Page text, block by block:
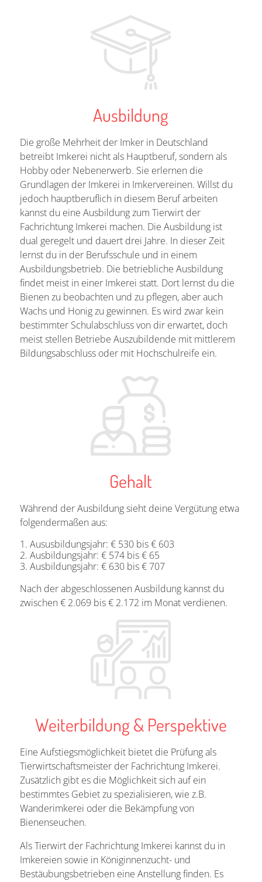
Ausbildung
Die große Mehrheit der Imker in Deutschland
betreibt Imkerei nicht als Hauptberuf, sondern als
Hobby oder Nebenerwerb. Sie erlernen die
Grundlagen der Imkerei in Imkervereinen. Willst du
jedoch hauptberuflich in diesem Beruf arbeiten
kannst du eine Ausbildung zum Tierwirt der
Fachrichtung Imkerei machen. Die Ausbildung ist
dual geregelt und dauert drei Jahre. In dieser Zeit
lernst du in der Berufsschule und in einem
Ausbildungsbetrieb. Die betriebliche Ausbildung
findet meist in einer Imkerei statt. Dort lernst du die
Bienen zu beobachten und zu pflegen, aber auch
Wachs und Honig zu gewinnen. Es wird zwar kein
bestimmter Schulabschluss von dir erwartet, doch
meist stellen Betriebe Auszubildende mit mittlerem
Bildungsabschluss oder mit Hochschulreife ein.
Gehalt
Während der Ausbildung sieht deine Vergütung etwa
folgendermaßen aus:
Aususbildungsjahr: € 530 bis € 603
Ausbildungsjahr: € 574 bis € 65
Ausbildungsjahr: € 630 bis € 707
Nach der abgeschlossenen Ausbildung kannst du
zwischen € 2.069 bis € 2.172 im Monat verdienen.
Weiterbildung & Perspektive
Eine Aufstiegsmöglichkeit bietet die Prüfung als
Tierwirtschaftsmeister der Fachrichtung Imkerei.
Zusätzlich gibt es die Möglichkeit sich auf ein
bestimmtes Gebiet zu spezialisieren, wie z.B.
Wanderimkerei oder die Bekämpfung von
Bienenseuchen.
Als Tierwirt der Fachrichtung Imkerei kannst du in
Imkereien sowie in Königinnenzucht- und
Bestäubungsbetrieben eine Anstellung finden. Es